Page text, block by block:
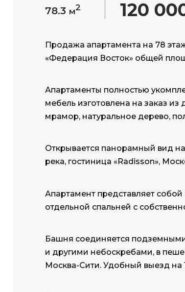
78.3 м2 120
Продажа апартамента на 78
«Федерация Восток» общей
Апартаменты полностью
мебель изготовлена на заказ
мрамор, натуральное дерево,
Открывается панорамный вид
река, гостиница «Radisson»,
Апартамент представляет
отдельной спальней с
Башня соединяется
и другими небоскребами, в
Москва-Сити. Удобный выезд на